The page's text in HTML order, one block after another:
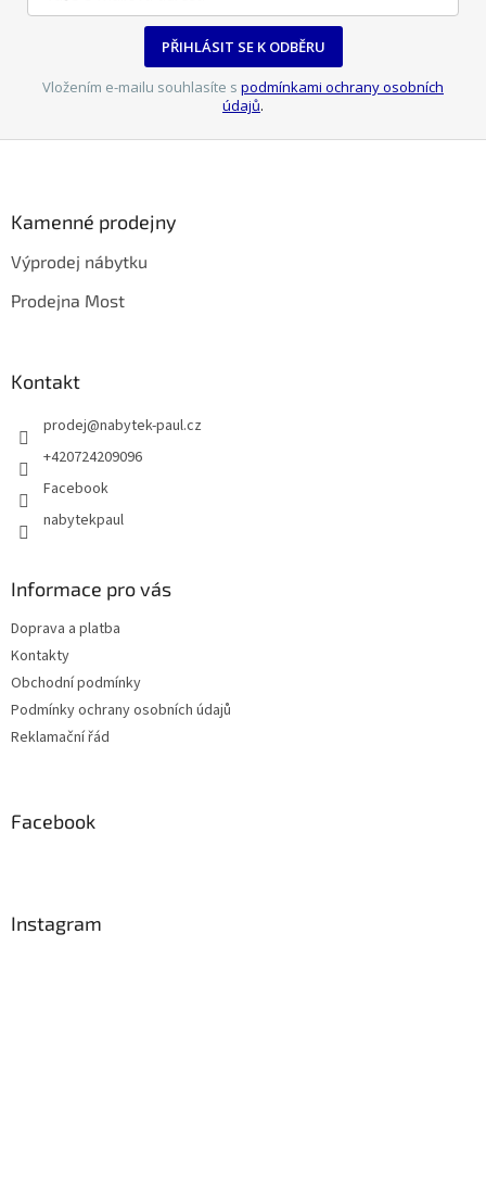
ý
p
i
s
u
PŘIHLÁSIT SE K ODBĚRU
Vložením e-mailu souhlasíte s podmínkami ochrany osobních
údajů.
Kamenné prodejny
Výprodej nábytku
Prodejna Most
Kontakt
prodej@nabytek-paul.cz
+420724209096
Facebook
nabytekpaul
Informace pro vás
Doprava a platba
Kontakty
Obchodní podmínky
Podmínky ochrany osobních údajů
Reklamační řád
Facebook
Instagram